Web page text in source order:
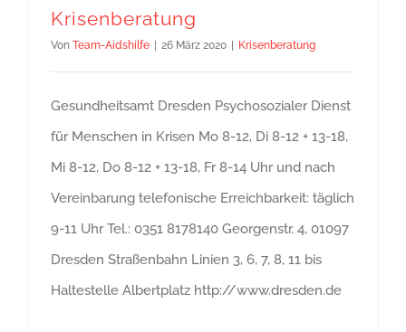
Krisenberatung
Von Team-Aidshilfe | 26 März 2020 | Krisenberatung
Gesundheitsamt Dresden Psychosozialer Dienst
für Menschen in Krisen Mo 8-12, Di 8-12 + 13-18,
Mi 8-12, Do 8-12 + 13-18, Fr 8-14 Uhr und nach
Vereinbarung telefonische Erreichbarkeit: täglich
9-11 Uhr Tel.: 0351 8178140 Georgenstr. 4, 01097
Dresden Straßenbahn Linien 3, 6, 7, 8, 11 bis
Haltestelle Albertplatz http://www.dresden.de